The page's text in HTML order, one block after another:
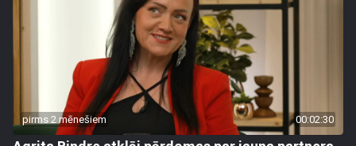
pirms 2 mēnešiem 00:02:30